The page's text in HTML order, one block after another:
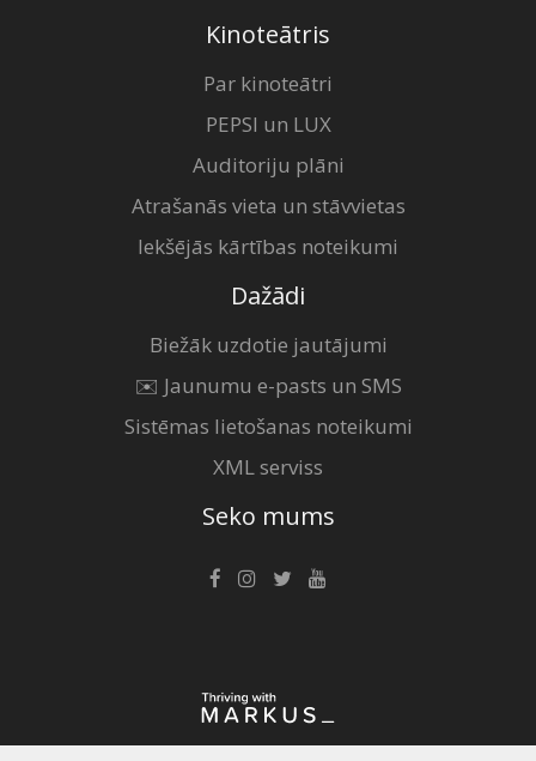
Kinoteātris
Par kinoteātri
PEPSI un LUX
Auditoriju plāni
Atrašanās vieta un stāvvietas
Iekšējās kārtības noteikumi
Dažādi
Biežāk uzdotie jautājumi
✉️ Jaunumu e-pasts un SMS
Sistēmas lietošanas noteikumi
XML serviss
Seko mums